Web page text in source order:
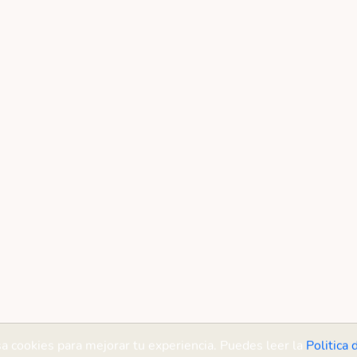
cookies para mejorar tu experiencia. Puedes leer la Politica